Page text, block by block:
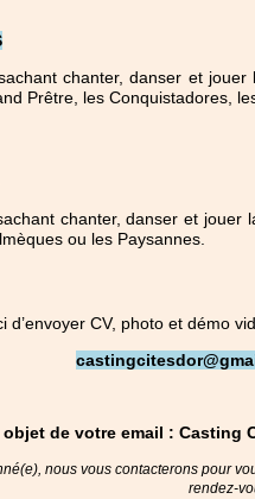
chanter, danser et
Prêtre, les Conquistadores,
chanter, danser et jouer
ou les Paysannes.
d’envoyer CV, photo et démo
de votre email : Casting
nous vous contacterons pour
rendez-